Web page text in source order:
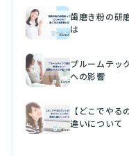
歯磨き粉の研
は
プルームテッ
への影響
【どこでや
違いについて